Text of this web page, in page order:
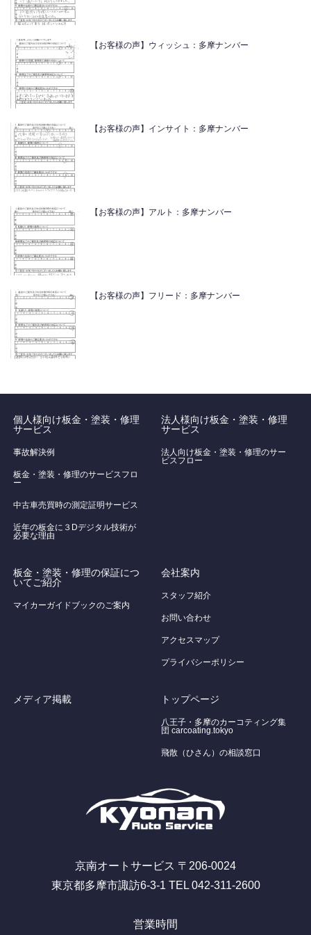
【お客様の声】ウィッシュ：多摩ナンバー
【お客様の声】インサイト：多摩ナンバー
【お客様の声】アルト：多摩ナンバー
【お客様の声】フリード：多摩ナンバー
個人様向け板金・塗装・修理
サービス
事故解決例
板金・塗装・修理のサービスフロ
ー
中古車売買時の測定証明サービス
近年の板金に３Dデジタル技術が
必要な理由
法人様向け板金・塗装・修理
サービス
法人向け板金・塗装・修理のサー
ビスフロー
板金・塗装・修理の保証につ
いてご紹介
マイカーガイドブックのご案内
会社案内
スタッフ紹介
お問い合わせ
アクセスマップ
プライバシーポリシー
メディア掲載 トップページ
八王子・多摩のカーコティング集
団 carcoating.tokyo
飛散（ひさん）の相談窓口
京南オートサービス 〒206-0024
東京都多摩市諏訪6-3-1 TEL 042-311-2600
営業時間